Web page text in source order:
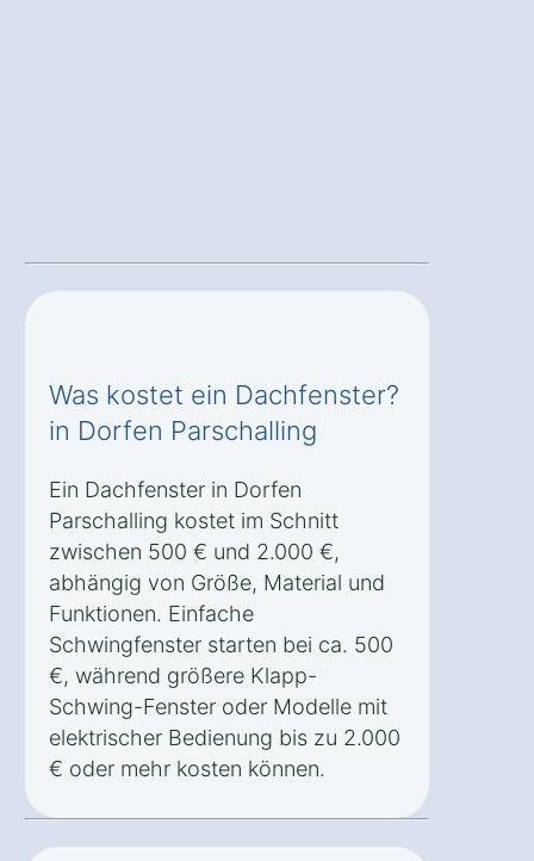
Was kostet ein Dachfenster?
in Dorfen Parschalling
Ein Dachfenster in Dorfen
Parschalling kostet im Schnitt
zwischen 500 € und 2.000 €,
abhängig von Größe, Material und
Funktionen. Einfache
Schwingfenster starten bei ca. 500
€, während größere Klapp-
Schwing-Fenster oder Modelle mit
elektrischer Bedienung bis zu 2.000
€ oder mehr kosten können.